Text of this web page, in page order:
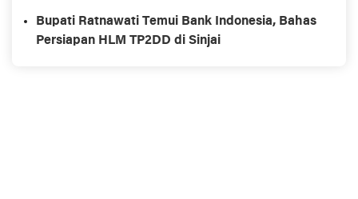
Bupati Ratnawati Temui Bank Indonesia, Bahas
Persiapan HLM TP2DD di Sinjai